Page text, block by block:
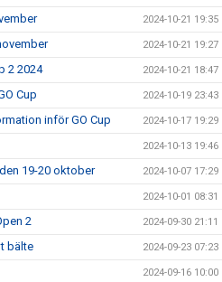
2024-10-21 19:35
2024-10-21 19:27
2 2024 2024-10-21 18:47
Cup 2024-10-19 23:43
inför GO Cup 2024-10-17 19:29
2024-10-13 19:46
19-20 oktober 2024-10-07 17:29
2024-10-01 08:31
2 2024-09-30 21:11
bälte 2024-09-23 07:23
2024-09-16 10:00